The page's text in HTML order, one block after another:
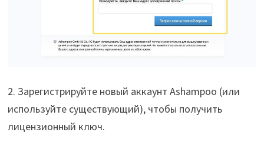
2. Зарегистрируйте новый аккаунт Ashampoo (или
используйте существующий), чтобы получить
лицензионный ключ.